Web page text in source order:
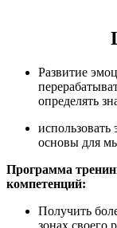
Развитие
определять
основы для
Программа
компетенций:
Получить
зонах своего